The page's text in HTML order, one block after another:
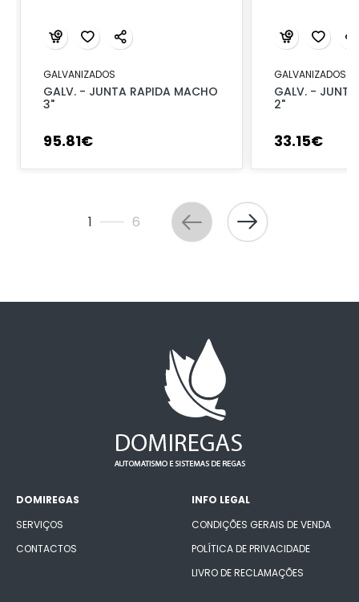
GALVANIZADOS
GALV. - JUNTA RAPIDA MACHO
3"
95.81€
GALVANIZADOS
GALV. - JUNTA
2"
33.15€
1 6
DOMIREGAS
SERVIÇOS
CONTACTOS
INFO LEGAL
CONDIÇÕES GERAIS DE VENDA
POLÍTICA DE PRIVACIDADE
LIVRO DE RECLAMAÇÕES